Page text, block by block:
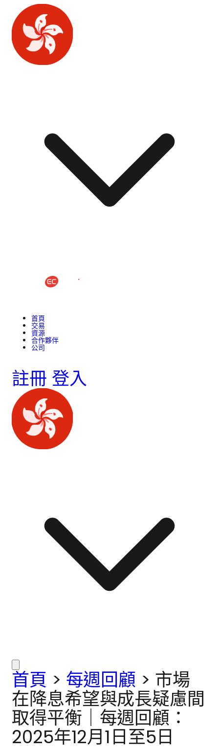
首頁
交易
資源
合作夥伴
公司
註冊 登入
首頁 > 每週回顧 > 市場
在降息希望與成長疑慮間
取得平衡｜每週回顧：
2025年12月1日至5日